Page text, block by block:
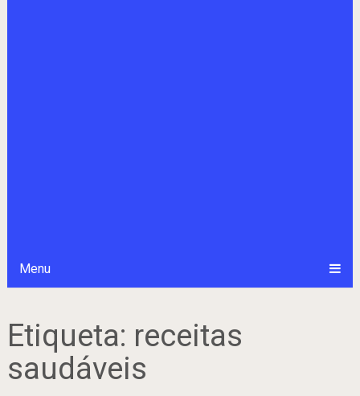
Menu
Etiqueta: receitas
saudáveis